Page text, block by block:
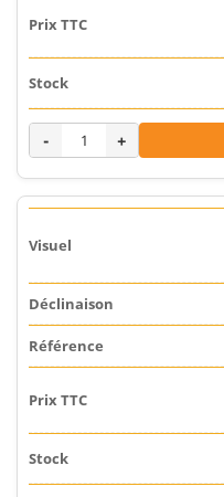
- +